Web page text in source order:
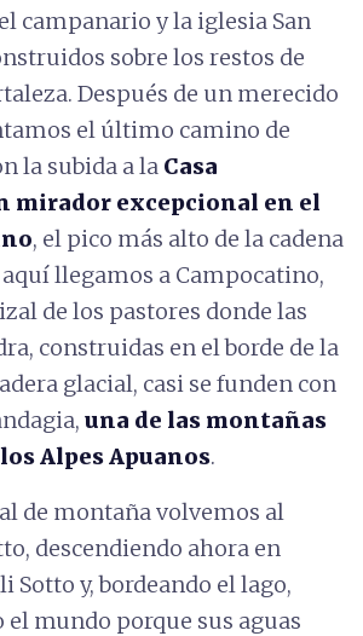
campanario y la iglesia San
sobre los restos de
Después de un merecido
el último camino de
la subida a la Casa
mirador excepcional en el
, el pico más alto de la cadena
llegamos a Campocatino,
de los pastores donde las
construidas en el borde de la
glacial, casi se funden con
una de las montañas
Alpes Apuanos.
de montaña volvemos al
descendiendo ahora en
Sotto y, bordeando el lago,
el mundo porque sus aguas